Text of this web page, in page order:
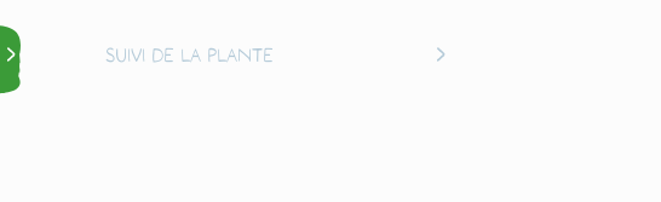
Suivi de la plante